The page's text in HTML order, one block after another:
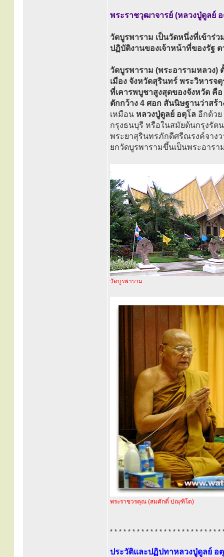
พระราชวุฒาจารย์ (หลวงปู่ดูลย์ อ
วัดบูรพาราม เป็นวัดหนึ่งที่เข้าร่
ปฏิบัติงานของเจ้าหน้าที่ของรัฐ
วัดบูรพาราม (พระอารามหลวง)
เมือง จังหวัดสุรินทร์ พระวิหาร
ที่เคารพบูชาสูงสุดของจังหวัด คื
ตักกว้าง 4 ศอก สันนิษฐานว่าสร้
เหมือน หลวงปู่ดูลย์ อตุโล อีกด้ว
กรุงธนบุรี หรือในสมัยต้นกรุงรัต
พระยาสุรินทรภักดีศรีณรงค์จางว
ยกวัดบูรพารามขึ้นเป็นพระอาร
วัดบูรพาราม
พระราชวรคุณ (สมศักดิ์ ปณฺฑิโต)
* * * * * * * * * * * * * * * * * * * * * * * * *
ประวัติและปฏิปทาหลวงปู่ดูลย์ อ